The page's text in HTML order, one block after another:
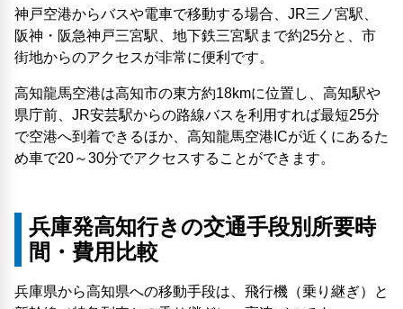
神戸空港からバスや電車で移動する場合、JR三ノ宮駅、
阪神・阪急神戸三宮駅、地下鉄三宮駅まで約25分と、市
街地からのアクセスが非常に便利です。
高知龍馬空港は高知市の東方約18kmに位置し、高知駅や
県庁前、JR安芸駅からの路線バスを利用すれば最短25分
で空港へ到着できるほか、高知龍馬空港ICが近くにあるた
め車で20～30分でアクセスすることができます。
兵庫発高知行きの交通手段別所要時
間・費用比較
兵庫県から高知県への移動手段は、飛行機（乗り継ぎ）と